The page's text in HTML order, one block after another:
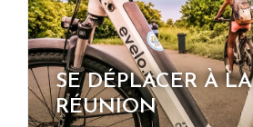
SE DÉPLACER À LA
RÉUNION